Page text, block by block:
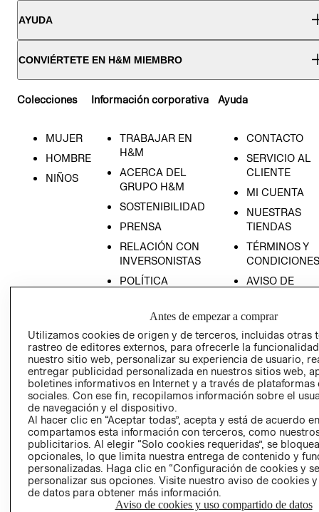
AYUDA
CONVIÉRTETE EN H&M MIEMBRO
Colecciones
MUJER
HOMBRE
NIÑOS
Información corporativa
TRABAJAR EN
H&M
ACERCA DEL
GRUPO H&M
SOSTENIBILIDAD
PRENSA
RELACIÓN CON
INVERSONISTAS
POLÍTICA
Ayuda
CONTACTO
SERVICIO AL
CLIENTE
MI CUENTA
NUESTRAS
TIENDAS
TÉRMINOS Y
CONDICIONES
AVISO DE
GIFT CARD
AVISO DE
COOKIES
LIBRO DE
Ecuador ($)
Antes de empezar a comprar
Utilizamos cookies de origen y de terceros, incluidas otras
rastreo de editores externos, para ofrecerle la
nuestro sitio web, personalizar su experiencia de usuario,
entregar publicidad personalizada en nuestros sitios web,
boletines informativos en Internet y a través de plataformas
sociales. Con ese fin, recopilamos información sobre el
de navegación y el dispositivo.
Al hacer clic en “Aceptar todas”, acepta y está de acuerdo
compartamos esta información con terceros, como
publicitarios. Al elegir “Solo cookies requeridas”, se
opcionales, lo que limita nuestra entrega de contenido y
personalizadas. Haga clic en “Configuración de cookies y
personalizar sus opciones. Visite nuestro aviso de cookies
de datos para obtener más información.
Aviso de cookies y uso compartido de datos